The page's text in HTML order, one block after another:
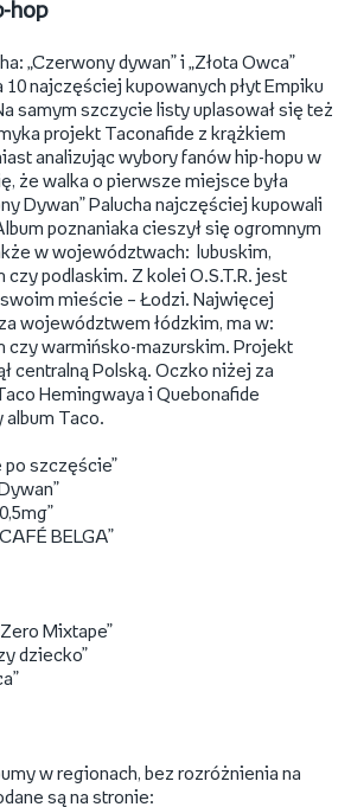
hop
„Czerwony dywan” i „Złota Owca”
najczęściej kupowanych płyt Empiku
samym szczycie listy uplasował się też
projekt Taconafide z krążkiem
analizując wybory fanów hip-hopu w
że walka o pierwsze miejsce była
Dywan” Palucha najczęściej kupowali
poznaniaka cieszył się ogromnym
w województwach: lubuskim,
podlaskim. Z kolei O.S.T.R. jest
mieście – Łodzi. Najwięcej
województwem łódzkim, ma w:
czy warmińsko-mazurskim. Projekt
centralną Polską. Oczko niżej za
Hemingwaya i Quebonafide
album Taco.
po szczęście”
BELGA”
Mixtape”
dziecko”
w regionach, bez rozróżnienia na
są na stronie: